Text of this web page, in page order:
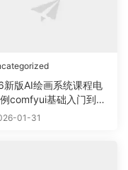
新版AI绘画系统课程电
comfyui基础入门到精
教程01-31